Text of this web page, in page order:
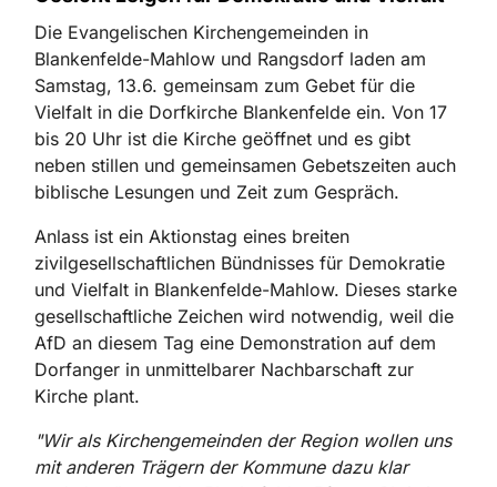
Die Evangelischen Kirchengemeinden in
Blankenfelde-Mahlow und Rangsdorf laden am
Samstag, 13.6. gemeinsam zum Gebet für die
Vielfalt in die Dorfkirche Blankenfelde ein. Von 17
bis 20 Uhr ist die Kirche geöffnet und es gibt
neben stillen und gemeinsamen Gebetszeiten auch
biblische Lesungen und Zeit zum Gespräch.
Anlass ist ein Aktionstag eines breiten
zivilgesellschaftlichen Bündnisses für Demokratie
und Vielfalt in Blankenfelde-Mahlow. Dieses starke
gesellschaftliche Zeichen wird notwendig, weil die
AfD an diesem Tag eine Demonstration auf dem
Dorfanger in unmittelbarer Nachbarschaft zur
Kirche plant.
"Wir als Kirchengemeinden der Region wollen uns
mit anderen Trägern der Kommune dazu klar